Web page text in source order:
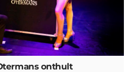
onthult